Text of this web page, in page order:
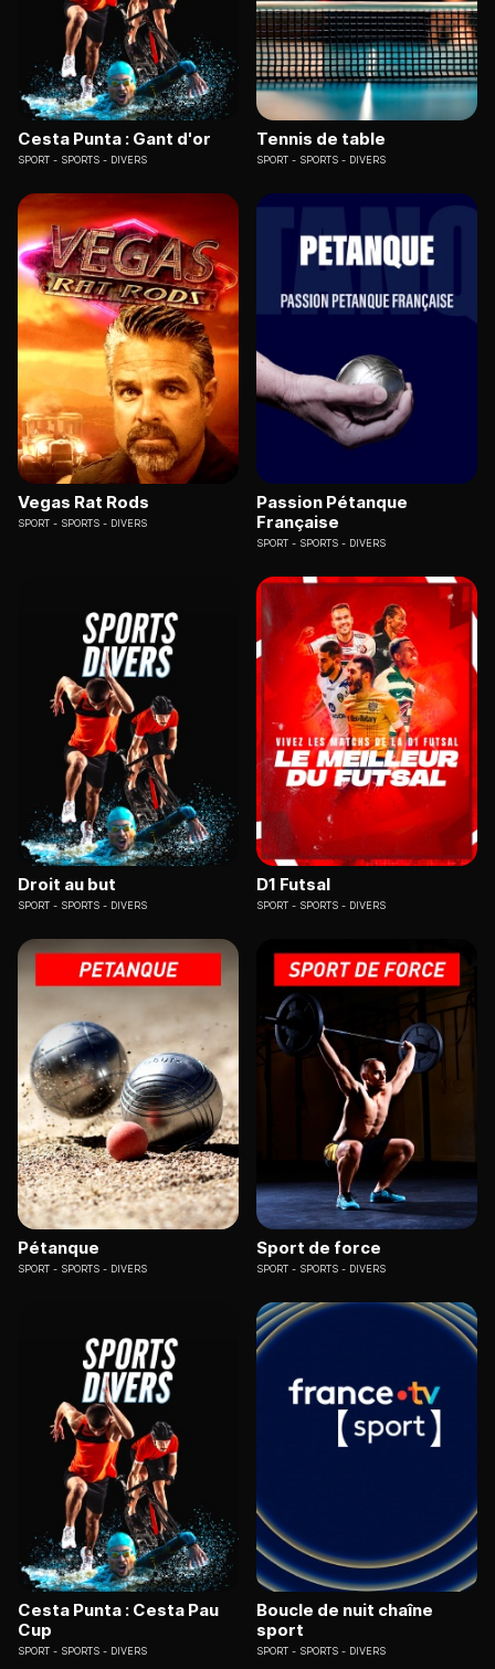
Cesta Punta : Gant d'or
SPORT SPORTS - DIVERS
Tennis de table
SPORT SPORTS - DIVERS
Vegas Rat Rods
SPORT SPORTS - DIVERS
Passion Pétanque
Française
SPORT SPORTS - DIVERS
Droit au but
SPORT SPORTS - DIVERS
D1 Futsal
SPORT SPORTS - DIVERS
Pétanque
SPORT SPORTS - DIVERS
Sport de force
SPORT SPORTS - DIVERS
Cesta Punta : Cesta Pau
Cup
SPORT SPORTS - DIVERS
Boucle de nuit chaîne
sport
SPORT SPORTS - DIVERS